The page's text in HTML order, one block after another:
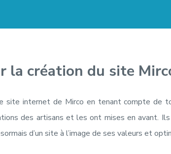
la création du site
site internet de Mirco en tenant compte de
des artisans et les ont mises en avant.
d’un site à l’image de ses valeurs et